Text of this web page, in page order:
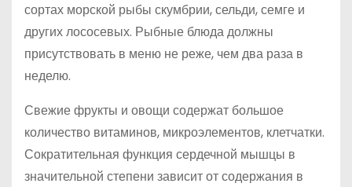
сортах морской рыбы скумбрии, сельди, семге и
других лососевых. Рыбные блюда должны
присутствовать в меню не реже, чем два раза в
неделю.
Свежие фрукты и овощи содержат большое
количество витаминов, микроэлементов, клетчатки.
Сократительная функция сердечной мышцы в
значительной степени зависит от содержания в